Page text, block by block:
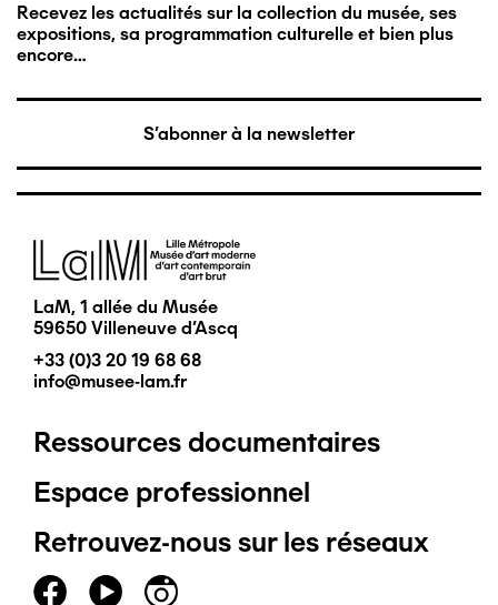
Recevez les actualités sur la collection du musée, ses
expositions, sa programmation culturelle et bien plus
encore…
S'abonner à la newsletter
Image
LaM, 1 allée du Musée
59650 Villeneuve d'Ascq
+33 (0)3 20 19 68 68
info@musee-lam.fr
Pied
de
page
Ressources documentaires
Espace professionnel
Retrouvez-nous sur les réseaux